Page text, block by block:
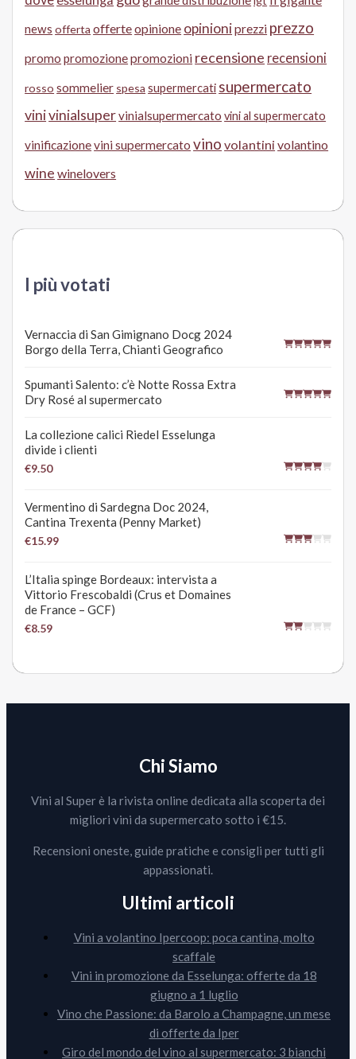
news offerta offerteopinione opinioniprezzi prezzo
promo promozionepromozioni recensione recensioni
rosso sommelier spesa supermercati supermercato
vinivinialsupervinialsupermercato vini al supermercato
vinificazionevini supermercato vino volantini volantino
wine winelovers
I più votati
Vernaccia di San Gimignano Docg 2024
Borgo della Terra, Chianti Geografico
Spumanti Salento: c’è Notte Rossa Extra
Dry Rosé al supermercato
La collezione calici Riedel Esselunga
divide i clienti
€9.50
Vermentino di Sardegna Doc 2024,
Cantina Trexenta (Penny Market)
€15.99
L’Italia spinge Bordeaux: intervista a
Vittorio Frescobaldi (Crus et Domaines
de France – GCF)
€8.59
Chi Siamo
Vini al Super è la rivista online dedicata alla scoperta dei
migliori vini da supermercato sotto i €15.
Recensioni oneste, guide pratiche e consigli per tutti gli
appassionati.
Ultimi articoli
Vini a volantino Ipercoop: poca cantina, molto
scaffale
Vini in promozione da Esselunga: offerte da 18
giugno a 1 luglio
Vino che Passione: da Barolo a Champagne, un mese
di offerte da Iper
Giro del mondo del vino al supermercato: 3 bianchi